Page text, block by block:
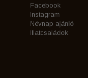
Facebook
Instagram
Névnap ajánló
Illatcsaládok